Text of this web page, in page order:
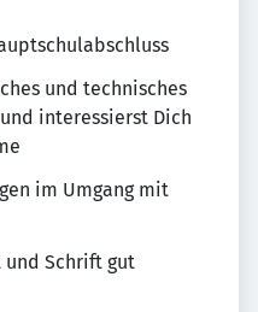
und technisches
interessierst Dich
im Umgang mit
und Schrift gut